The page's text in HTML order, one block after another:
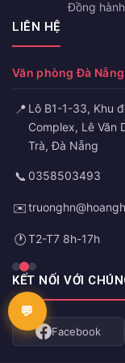
Đồng
LIÊN HỆ
Văn phòng Đà Nẵng
📍 Lô B1-1-33, Khu
Complex, Lê Văn
Trà, Đà Nẵng
📞 0358503493
✉️
🕐T2-T7 8h-17h
KẾT NỐI VỚI
Facebook